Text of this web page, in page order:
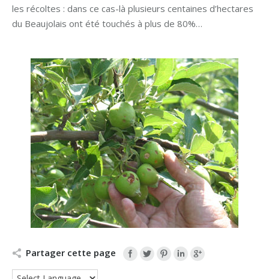
les récoltes : dans ce cas-là plusieurs centaines d’hectares
du Beaujolais ont été touchés à plus de 80%…
Partager cette page